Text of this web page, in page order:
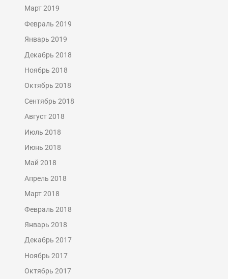
Март 2019
Февраль 2019
Январь 2019
Декабрь 2018
Ноябрь 2018
Октябрь 2018
Сентябрь 2018
Август 2018
Июль 2018
Июнь 2018
Май 2018
Апрель 2018
Март 2018
Февраль 2018
Январь 2018
Декабрь 2017
Ноябрь 2017
Октябрь 2017